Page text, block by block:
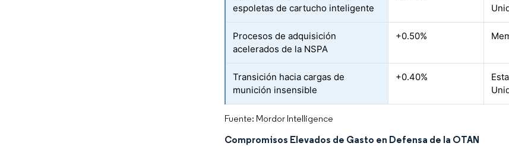
espoletas de cartucho inteligente
Procesos de adquisición
acelerados de la NSPA
+0.50%
Transición hacia cargas de
munición insensible
+0.40%
Fuente: Mordor Intelligence
Compromisos Elevados de Gasto en Defensa de la OTAN